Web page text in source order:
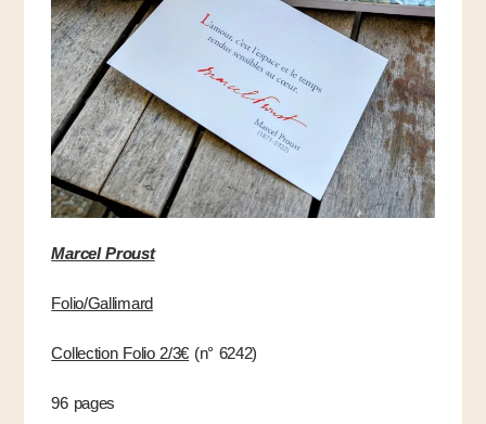
Marcel Proust
Folio/Gallimard
Collection Folio 2/3€ (n° 6242)
96 pages